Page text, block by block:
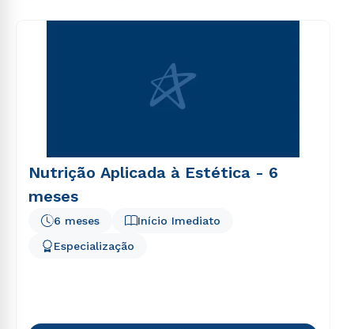
consequuntur magni dolores eos qui ratione
Nutrição Aplicada à Estética - 6
meses
Início Imediato
6 meses
Especialização